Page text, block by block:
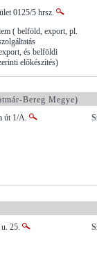
0125/5 hrsz.
( belföld, export, pl.
és belföldi
előkészítés)
Bereg Megye)
út 1/A.
25.